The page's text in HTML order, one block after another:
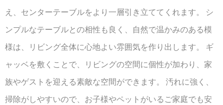
え、センターテーブルをより一層引き立ててくれます。 シ
ンプルなテーブルとの相性も良く、自然で温かみのある模
様は、リビング全体に心地よい雰囲気を作り出します。 ギ
ャッベを敷くことで、リビングの空間に個性が加わり、家
族やゲストを迎える素敵な空間ができます。 汚れに強く、
掃除がしやすいので、お子様やペットがいるご家庭でも安